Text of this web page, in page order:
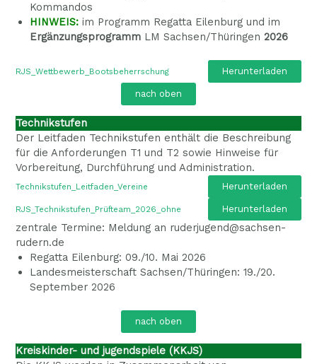
Kommandos
HINWEIS: im Programm Regatta Eilenburg und im
Ergänzungsprogramm LM Sachsen/Thüringen2026
RJS_Wettbewerb_Bootsbeherrschung Herunterladen
nach oben
Technikstufen
Der Leitfaden Technikstufen enthält die Beschreibung
für die Anforderungen T1 und T2 sowie Hinweise für
Vorbereitung, Durchführung und Administration.
Technikstufen_Leitfaden_Vereine Herunterladen
RJS_Technikstufen_Prüfteam_2026_ohne Herunterladen
zentrale Termine: Meldung an ruderjugend@sachsen-
rudern.de
Regatta Eilenburg: 09./10. Mai 2026
Landesmeisterschaft Sachsen/Thüringen: 19./20.
September 2026
nach oben
Kreiskinder- und jugendspiele (KKJS)